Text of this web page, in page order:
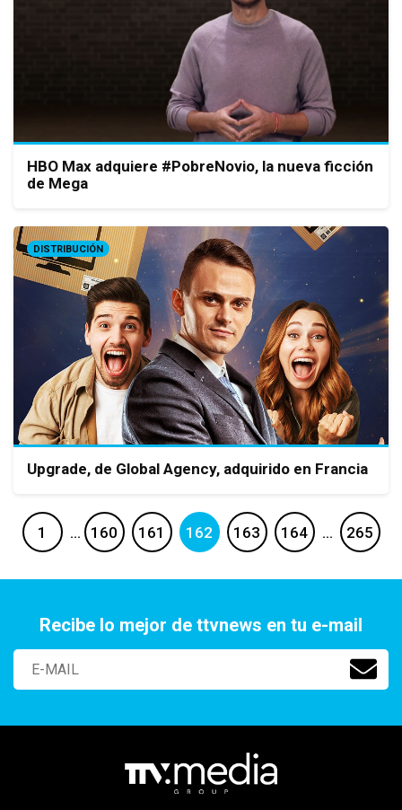
HBO Max adquiere #PobreNovio, la nueva ficción
de Mega
DISTRIBUCIÓN
Upgrade, de Global Agency, adquirido en Francia
1 … 160 161 162 163 164 … 265
Recibe lo mejor de ttvnews en tu e-mail